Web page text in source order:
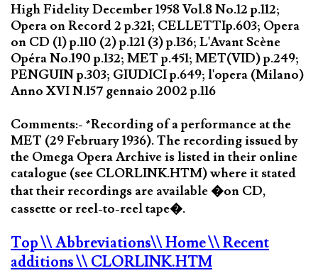
High Fidelity December 1958 Vol.8 No.12 p.112;
Opera on Record 2 p.321; CELLETTIp.603; Opera
on CD (1) p.110 (2) p.121 (3) p.136; L'Avant Scène
Opéra No.190 p.132; MET p.451; MET(VID) p.249;
PENGUIN p.303; GIUDICI p.649; l'opera (Milano)
Anno XVI N.157 gennaio 2002 p.116
Comments:- *Recording of a performance at the
MET (29 February 1936). The recording issued by
the Omega Opera Archive is listed in their online
catalogue (see CLORLINK.HTM) where it stated
that their recordings are available �on CD,
cassette or reel-to-reel tape�.
Top\\ Abbreviations\\ Home\\ Recent
additions\\ CLORLINK.HTM